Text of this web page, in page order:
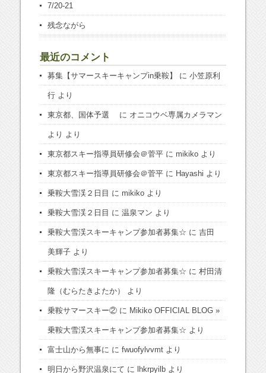
7/20-21
残念ながら
最近のコメント
募集【サマースキーキャンプin乗鞍】 に小笠原利
行 より
東京都、国体予選 に オニコウベ専属カメラマン
より より
東京都スキー指導員研修会＠菅平 に mikiko より
東京都スキー指導員研修会＠菅平 に Hayashi より
乗鞍大雪渓２日目 に mikiko より
乗鞍大雪渓２日目 に温泉マン より
乗鞍大雪渓スキーキャンプ参加者募集☆ に吉田
美輝子 より
乗鞍大雪渓スキーキャンプ参加者募集☆ に村田清
隆（むらたきよたか） より
乗鞍サマースキー② に Mikiko OFFICIAL BLOG »
乗鞍大雪渓スキーキャンプ参加者募集☆ より
富士山から無事に にfwuofylvvmt より
明日から野沢温泉にて に lhkrpyilb より